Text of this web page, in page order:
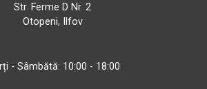
Str. Ferme D Nr. 2
Otopeni, Ilfov
- Sâmbătă: 10:00 - 18:00